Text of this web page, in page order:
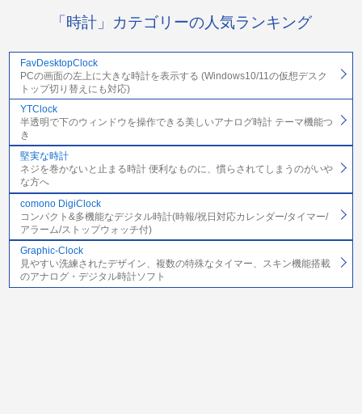
「時計」カテゴリーの人気ランキング
FavDesktopClock
PCの画面の左上に大きな時計を表示する (Windows10/11の仮想デスク
トップ切り替えにも対応)
YTClock
半透明で下のウィンドウを操作できる美しいアナログ時計 テーマ機能つ
き
堅実な時計
ネジを巻かないと止まる時計 便利なものに、慣らされてしまうのがいや
な方へ
comono DigiClock
コンパクト&多機能なデジタル時計(時報/祝日対応カレンダー/タイマー/
アラーム/ストップウォッチ付)
Graphic-Clock
見やすい洗練されたデザイン、複数の特殊なタイマー、スキン機能搭載
のアナログ・デジタル時計ソフト